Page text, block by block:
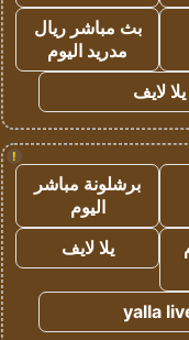
بث مباشر ريال
مدريد اليوم
يلا لايف
!
برشلونة مباشر
اليوم
يلا لايف
yalla